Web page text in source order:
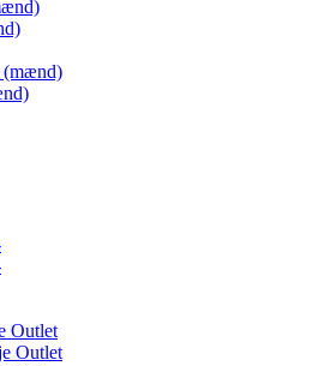
(mænd)
Outlet
Outlet